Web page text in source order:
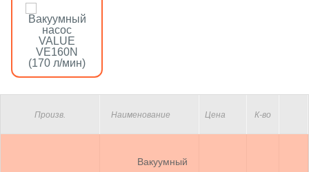
Произв. Наименование Цена К-во
Вакуумный